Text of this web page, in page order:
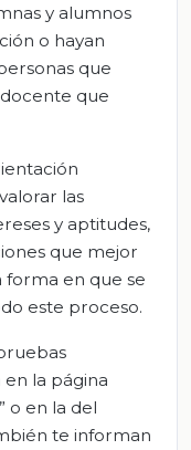
y alumnos
o hayan
que
que
las
y aptitudes,
que mejor
forma en que se
este proceso.
la página
o en la del
te informan